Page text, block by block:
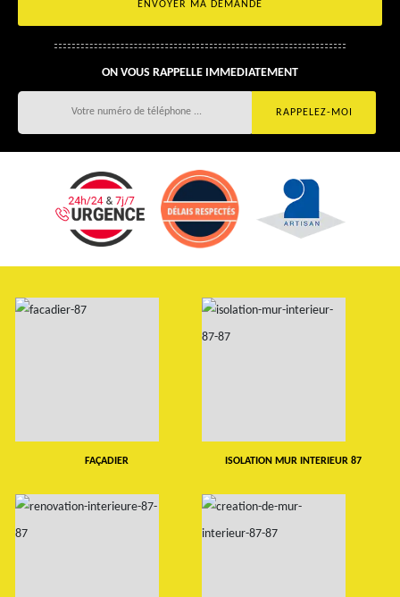
ON VOUS RAPPELLE IMMEDIATEMENT
FAÇADIER ISOLATION MUR INTERIEUR 87